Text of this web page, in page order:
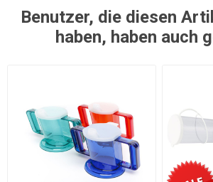
Benutzer, die diesen
haben, haben auch